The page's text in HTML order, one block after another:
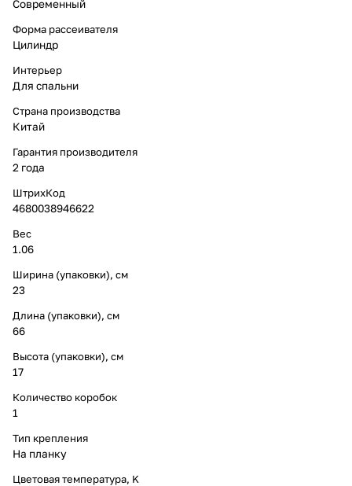
Современный
Форма рассеивателя
Цилиндр
Интерьер
Для спальни
Страна производства
Китай
Гарантия производителя
2 года
ШтрихКод
4680038946622
Вес
1.06
Ширина (упаковки), см
23
Длина (упаковки), см
66
Высота (упаковки), см
17
Количество коробок
1
Тип крепления
На планку
Цветовая температура, K